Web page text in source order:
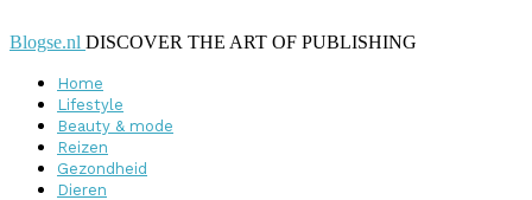
Blogse.nl DISCOVER THE ART OF PUBLISHING
Home
Lifestyle
Beauty & mode
Reizen
Gezondheid
Dieren